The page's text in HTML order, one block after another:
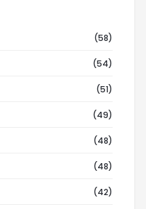
(58)
(54)
(51)
(49)
(48)
(48)
(42)